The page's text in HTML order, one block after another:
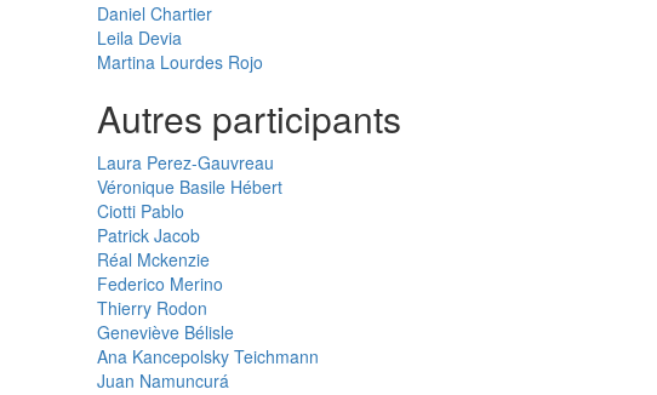
Daniel Chartier
Leila Devia
Martina Lourdes Rojo
Autres participants
Laura Perez-Gauvreau
Véronique Basile Hébert
Ciotti Pablo
Patrick Jacob
Réal Mckenzie
Federico Merino
Thierry Rodon
Geneviève Bélisle
Ana Kancepolsky Teichmann
Juan Namuncurá